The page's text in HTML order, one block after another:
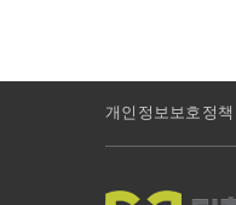
개인정보보호정책